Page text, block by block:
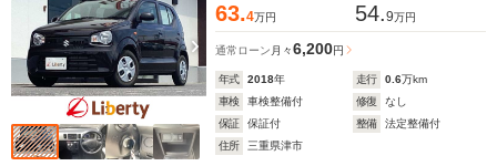
63.4万円 54.9万円
通常ローン 月々6,200円
年式 2018年 走行 0.6万km
車検
車検整備付 修復
なし
保証
保証付 整備
法定整備付
住所
三重県津市